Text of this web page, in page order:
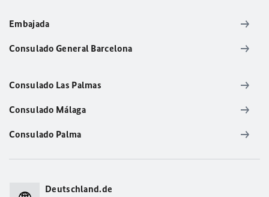
Embajada
Consulado General Barcelona
Consulado Las Palmas
Consulado Málaga
Consulado Palma
Deutschland.de